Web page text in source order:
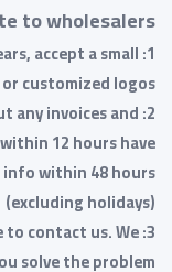
to wholesalers:
accept a small
customized logos,
any invoices and
12 hours have
within 48 hours
(excluding holidays)
to contact us. We
solve the problem.